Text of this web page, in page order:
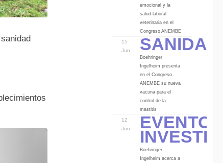
emocional y la
salud laboral
veterinaria en el
Congreso ANEMBE
15
Jun
Sanidad
Boehringer
Ingelheim presenta
en el Congreso
ANEMBE su nueva
vacuna para el
control de la
mastitis
12
Jun
Eventos
Boehringer
Ingelheim acerca a